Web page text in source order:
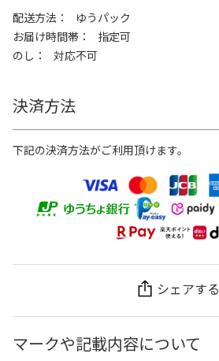
配送方法
ゆうパック
お届け時間帯
指定可
のし
対応不可
決済方法
下記の決済方法がご利用頂けます。
シェアする
マークや記載内容について